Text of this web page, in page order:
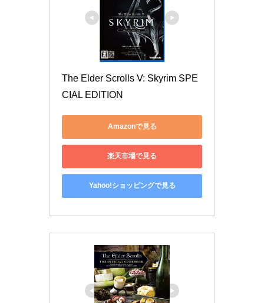
The Elder Scrolls V: Skyrim SPE
CIAL EDITION
Amazonで見る
楽天市場で見る
Yahoo!ショッピングで見る